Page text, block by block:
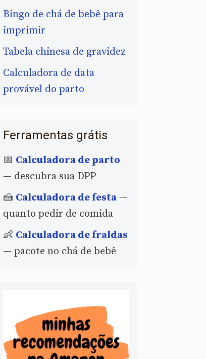
Bingo de chá de bebê para
imprimir
Tabela chinesa de gravidez
Calculadora de data
provável do parto
Ferramentas grátis
📅 Calculadora de parto
— descubra sua DPP
🍰 Calculadora de festa —
quanto pedir de comida
👶 Calculadora de fraldas
— pacote no chá de bebê